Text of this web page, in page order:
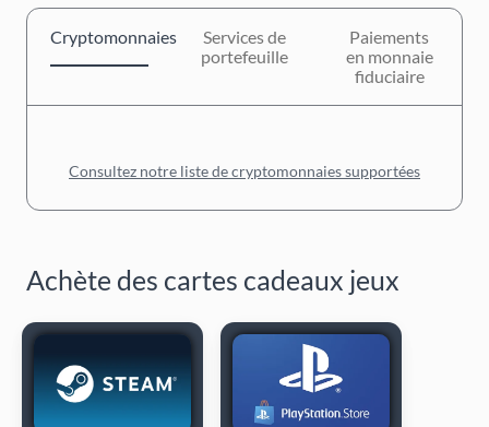
Cryptomonnaies
Services de
portefeuille
Paiements
en monnaie
fiduciaire
Consultez notre liste de cryptomonnaies supportées
Achète des cartes cadeaux jeux